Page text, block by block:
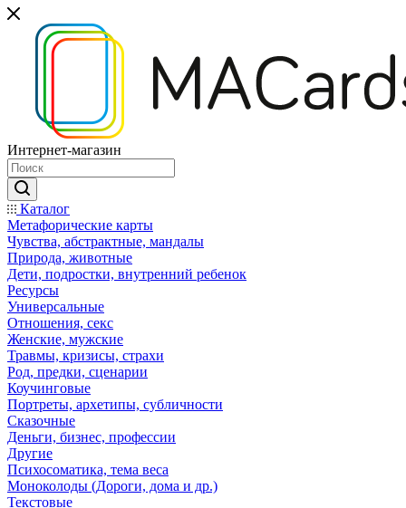
Интернет-магазин
Каталог
Mетафорические карты
Чувства, абстрактные, мандалы
Природа, животные
Дети, подростки, внутренний ребенок
Ресурсы
Универсальные
Отношения, секс
Женские, мужские
Травмы, кризисы, страхи
Род, предки, сценарии
Коучинговые
Портреты, архетипы, субличности
Сказочные
Деньги, бизнес, профессии
Другие
Психосоматика, тема веса
Моноколоды (Дороги, дома и др.)
Текстовые